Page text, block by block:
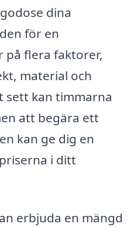
dina
för en
på flera faktorer,
material och
sett kan timmarna
att begära ett
kan ge dig en
i ditt
erbjuda en mängd